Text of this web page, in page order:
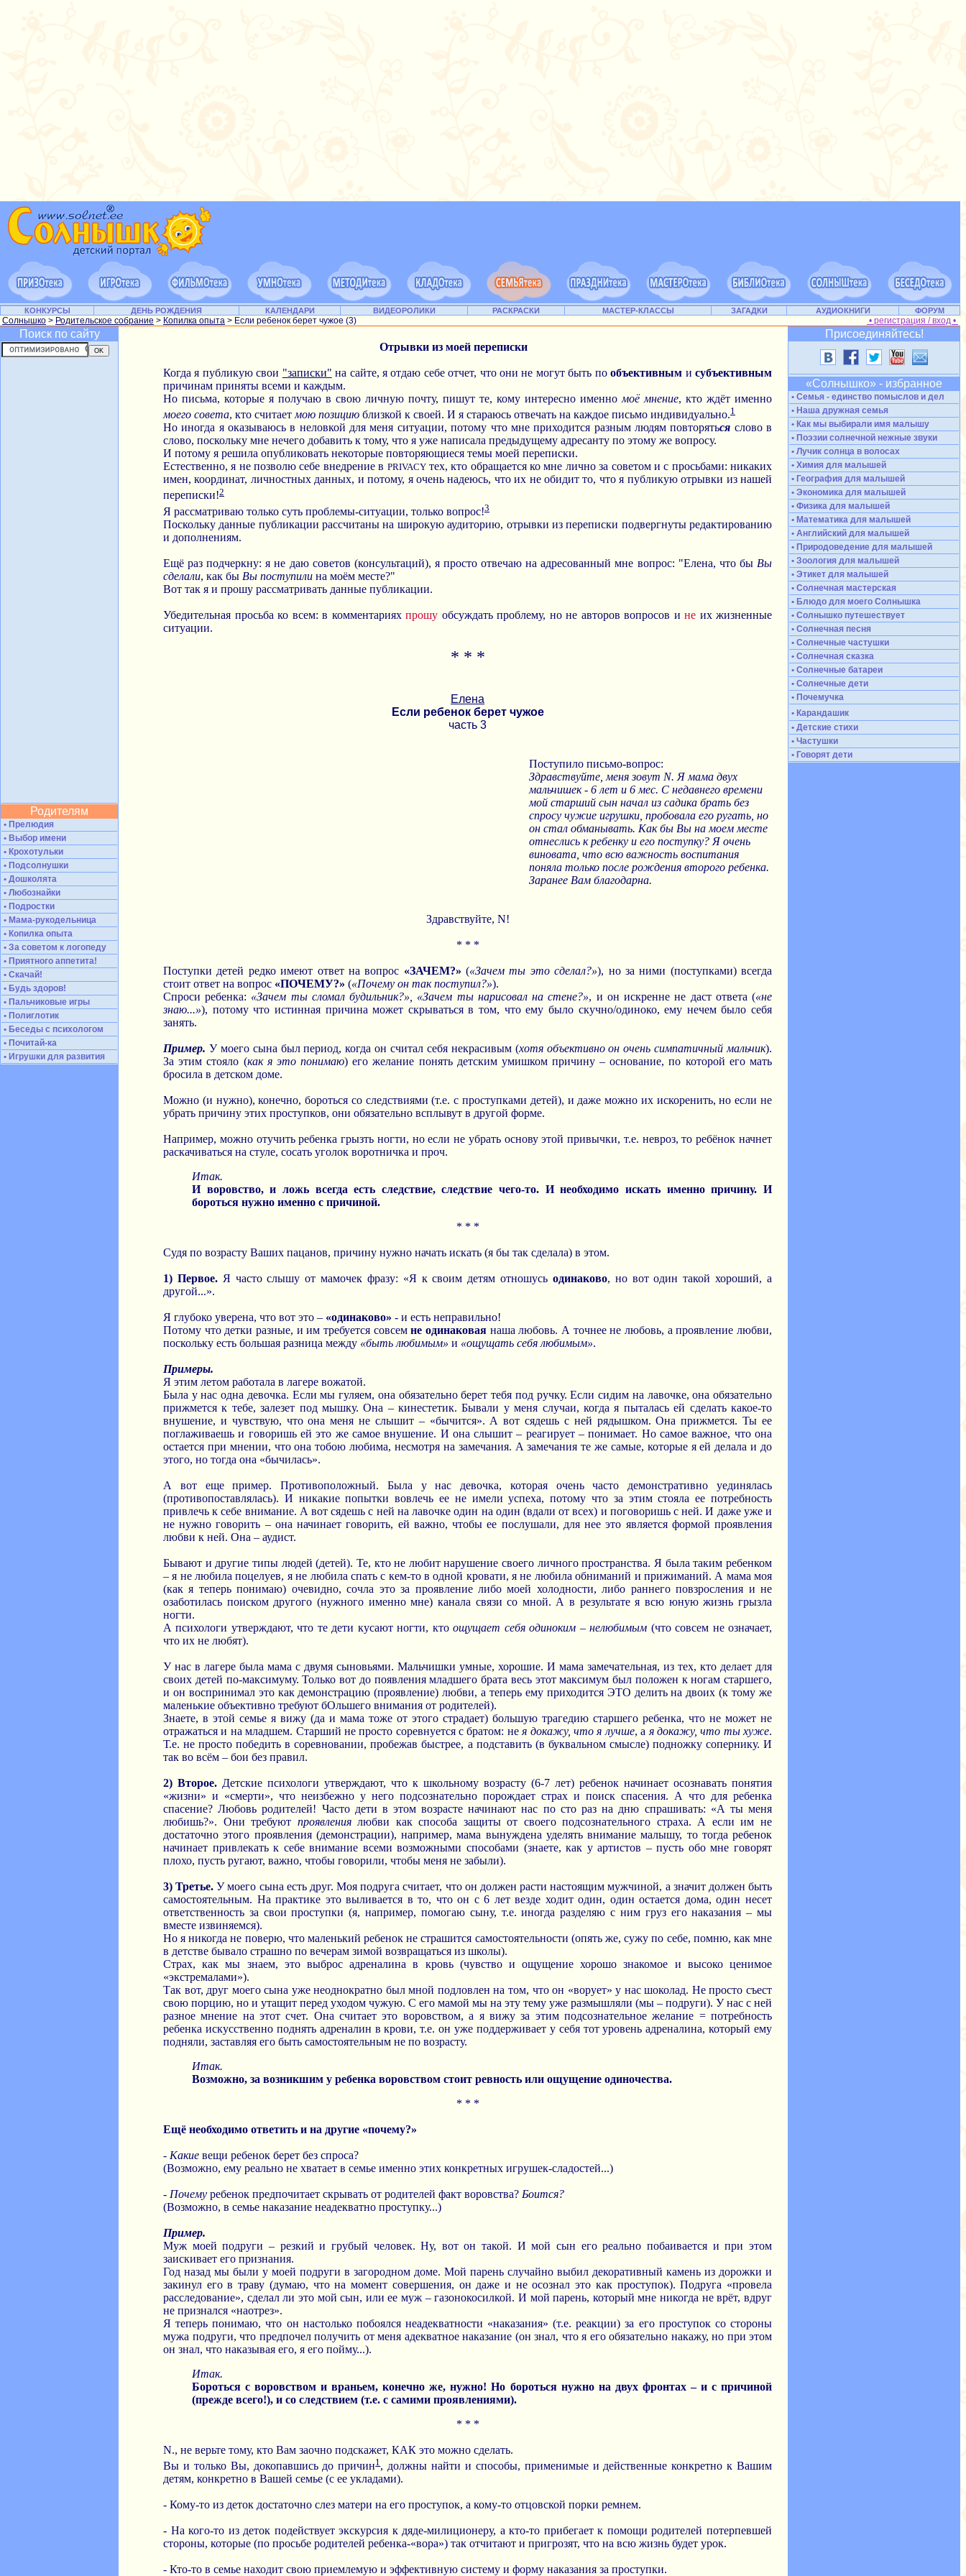
КОНКУРСЫ ДЕНЬ РОЖДЕНИЯ КАЛЕНДАРИ ВИДЕОРОЛИКИ РАСКРАСКИ МАСТЕР-КЛАССЫ ЗАГАДКИ АУДИОКНИГИ ФОРУМ
Солнышко > Родительское собрание > Копилка опыта > Если ребенок берет чужое (3) • регистрация / вход •
Поиск по сайту
Родителям
• Прелюдия
• Выбор имени
• Крохотульки
• Подсолнушки
• Дошколята
• Любознайки
• Подростки
• Мама-рукодельница
• Копилка опыта
• За советом к логопеду
• Приятного аппетита!
• Скачай!
• Будь здоров!
• Пальчиковые игры
• Полиглотик
• Беседы с психологом
• Почитай-ка
• Игрушки для развития
Отрывки из моей переписки
Когда я публикую свои "записки" на сайте, я отдаю себе отчет, что они не могут быть пообъективным исубъективным
причинам приняты всеми и каждым.
Но письма, которые я получаю в свою личную почту, пишут те, кому интересно именно моё мнение, кто ждёт именно
моего совета, кто считает мою позицию близкой к своей. И я стараюсь отвечать на каждое письмо индивидуально.1
Но иногда я оказываюсь в неловкой для меня ситуации, потому что мне приходится разным людям повторяться слово в
слово, поскольку мне нечего добавить к тому, что я уже написала предыдущему адресанту по этому же вопросу.
И потому я решила опубликовать некоторые повторяющиеся темы моей переписки.
Естественно, я не позволю себе внедрение в PRIVACYтех, кто обращается ко мне лично за советом и с просьбами: никаких
имен, координат, личностных данных, и потому, я очень надеюсь, что их не обидит то, что я публикую отрывки из нашей
переписки!2
Я рассматриваю только суть проблемы-ситуации, только вопрос!3
Поскольку данные публикации рассчитаны на широкую аудиторию, отрывки из переписки подвергнуты редактированию
и дополнениям.
Ещё раз подчеркну: я не даю советов (консультаций), я просто отвечаю на адресованный мне вопрос: "Елена, что бы Вы
сделали, как бы Вы поступили на моём месте?"
Вот так я и прошу рассматривать данные публикации.
Убедительная просьба ко всем: в комментариях прошу обсуждать проблему, но не авторов вопросов и не их жизненные
ситуации.
* * *
Елена
Если ребенок берет чужое
часть 3
Поступило письмо-вопрос:
Здравствуйте, меня зовут N. Я мама двух
мальчишек - 6 лет и 6 мес. С недавнего времени
мой старший сын начал из садика брать без
спросу чужие игрушки, пробовала его ругать, но
он стал обманывать. Как бы Вы на моем месте
отнеслись к ребенку и его поступку? Я очень
виновата, что всю важность воспитания
поняла только после рождения второго ребенка.
Заранее Вам благодарна.
Здравствуйте, N!
* * *
Поступки детей редко имеют ответ на вопрос «ЗАЧЕМ?» («Зачем ты это сделал?»), но за ними (поступками) всегда
стоит ответ на вопрос «ПОЧЕМУ?» («Почему он так поступил?»).
Спроси ребенка: «Зачем ты сломал будильник?», «Зачем ты нарисовал на стене?», и он искренне не даст ответа («не
знаю...»), потому что истинная причина может скрываться в том, что ему было скучно/одиноко, ему нечем было себя
занять.
Пример. У моего сына был период, когда он считал себя некрасивым (хотя объективно он очень симпатичный мальчик).
За этим стояло (как я это понимаю) его желание понять детским умишком причину – основание, по которой его мать
бросила в детском доме.
Можно (и нужно), конечно, бороться со следствиями (т.е. с проступками детей), и даже можно их искоренить, но если не
убрать причину этих проступков, они обязательно всплывут в другой форме.
Например, можно отучить ребенка грызть ногти, но если не убрать основу этой привычки, т.е. невроз, то ребёнок начнет
раскачиваться на стуле, сосать уголок воротничка и проч.
Итак.
И воровство, и ложь всегда есть следствие, следствие чего-то. И необходимо искать именно причину. И
бороться нужно именно с причиной.
* * *
Судя по возрасту Ваших пацанов, причину нужно начать искать (я бы так сделала) в этом.
1) Первое.Я часто слышу от мамочек фразу: «Я к своим детям отношусь одинаково, но вот один такой хороший, а
другой...».
Я глубоко уверена, что вот это – «одинаково» - и есть неправильно!
Потому что детки разные, и им требуется совсемне одинаковая наша любовь. А точнее не любовь, а проявление любви,
поскольку есть большая разница между «быть любимым» и «ощущать себя любимым».
Примеры.
Я этим летом работала в лагере вожатой.
Была у нас одна девочка. Если мы гуляем, она обязательно берет тебя под ручку. Если сидим на лавочке, она обязательно
прижмется к тебе, залезет под мышку. Она – кинестетик. Бывали у меня случаи, когда я пыталась ей сделать какое-то
внушение, и чувствую, что она меня не слышит – «бычится». А вот сядешь с ней рядышком. Она прижмется. Ты ее
поглаживаешь и говоришь ей это же самое внушение. И она слышит – реагирует – понимает. Но самое важное, что она
остается при мнении, что она тобою любима, несмотря на замечания. А замечания те же самые, которые я ей делала и до
этого, но тогда она «бычилась».
А вот еще пример. Противоположный. Была у нас девочка, которая очень часто демонстративно уединялась
(противопоставлялась). И никакие попытки вовлечь ее не имели успеха, потому что за этим стояла ее потребность
привлечь к себе внимание. А вот сядешь с ней на лавочке один на один (вдали от всех) и поговоришь с ней. И даже уже и
не нужно говорить – она начинает говорить, ей важно, чтобы ее послушали, для нее это является формой проявления
любви к ней. Она – аудист.
Бывают и другие типы людей (детей). Те, кто не любит нарушение своего личного пространства. Я была таким ребенком
– я не любила поцелуев, я не любила спать с кем-то в одной кровати, я не любила обниманий и прижиманий. А мама моя
(как я теперь понимаю) очевидно, сочла это за проявление либо моей холодности, либо раннего повзросления и не
озаботилась поиском другого (нужного именно мне) канала связи со мной. А в результате я всю юную жизнь грызла
ногти.
А психологи утверждают, что те дети кусают ногти, ктоощущает себя одиноким – нелюбимым (что совсем не означает,
что их не любят).
У нас в лагере была мама с двумя сыновьями. Мальчишки умные, хорошие. И мама замечательная, из тех, кто делает для
своих детей по-максимуму. Только вот до появления младшего брата весь этот максимум был положен к ногам старшего,
и он воспринимал это как демонстрацию (проявление) любви, а теперь ему приходится ЭТО делить на двоих (к тому же
маленькие объективно требуют бОльшего внимания от родителей).
Знаете, в этой семье я вижу (да и мама тоже от этого страдает) большую трагедию старшего ребенка, что не может не
отражаться и на младшем. Старший не просто соревнуется с братом: нея докажу, что я лучше, а я докажу, что ты хуже.
Т.е. не просто победить в соревновании, пробежав быстрее, а подставить (в буквальном смысле) подножку сопернику. И
так во всём – бои без правил.
2) Второе. Детские психологи утверждают, что к школьному возрасту (6-7 лет) ребенок начинает осознавать понятия
«жизни» и «смерти», что неизбежно у него подсознательно порождает страх и поиск спасения. А что для ребенка
спасение? Любовь родителей! Часто дети в этом возрасте начинают нас по сто раз на дню спрашивать: «А ты меня
любишь?». Они требуют проявлениялюбви как способа защиты от своего подсознательного страха. А если им не
достаточно этого проявления (демонстрации), например, мама вынуждена уделять внимание малышу, то тогда ребенок
начинает привлекать к себе внимание всеми возможными способами (знаете, как у артистов – пусть обо мне говорят
плохо, пусть ругают, важно, чтобы говорили, чтобы меня не забыли).
3) Третье. У моего сына есть друг. Моя подруга считает, что он должен расти настоящим мужчиной, а значит должен быть
самостоятельным. На практике это выливается в то, что он с 6 лет везде ходит один, один остается дома, один несет
ответственность за свои проступки (я, например, помогаю сыну, т.е. иногда разделяю с ним груз его наказания – мы
вместе извиняемся).
Но я никогда не поверю, что маленький ребенок не страшится самостоятельности (опять же, сужу по себе, помню, как мне
в детстве бывало страшно по вечерам зимой возвращаться из школы).
Страх, как мы знаем, это выброс адреналина в кровь (чувство и ощущение хорошо знакомое и высоко ценимое
«экстремалами»).
Так вот, друг моего сына уже неоднократно был мной подловлен на том, что он «ворует» у нас шоколад. Не просто съест
свою порцию, но и утащит перед уходом чужую. С его мамой мы на эту тему уже размышляли (мы – подруги). У нас с ней
разное мнение на этот счет. Она считает это воровством, а я вижу за этим подсознательное желание = потребность
ребенка искусственно поднять адреналин в крови, т.е. он уже поддерживает у себя тот уровень адреналина, который ему
подняли, заставляя его быть самостоятельным не по возрасту.
Итак.
Возможно, за возникшим у ребенка воровством стоит ревность или ощущение одиночества.
* * *
Ещё необходимо ответить и на другие «почему?»
- Какие вещи ребенок берет без спроса?
(Возможно, ему реально не хватает в семье именно этих конкретных игрушек-сладостей...)
- Почему ребенок предпочитает скрывать от родителей факт воровства? Боится?
(Возможно, в семье наказание неадекватно проступку...)
Пример.
Муж моей подруги – резкий и грубый человек. Ну, вот он такой. И мой сын его реально побаивается и при этом
заискивает его признания.
Год назад мы были у моей подруги в загородном доме. Мой парень случайно выбил декоративный камень из дорожки и
закинул его в траву (думаю, что на момент совершения, он даже и не осознал это как проступок). Подруга «провела
расследование», сделал ли это мой сын, или ее муж – газонокосилкой. И мой парень, который мне никогда не врёт, вдруг
не признался «наотрез».
Я теперь понимаю, что он настолько побоялся неадекватности «наказания» (т.е. реакции) за его проступок со стороны
мужа подруги, что предпочел получить от меня адекватное наказание (он знал, что я его обязательно накажу, но при этом
он знал, что наказывая его, я его пойму...).
Итак.
Бороться с воровством и враньем, конечно же, нужно! Но бороться нужно на двух фронтах – и с причиной
(прежде всего!), и со следствием (т.е. с самими проявлениями).
* * *
N., не верьте тому, кто Вам заочно подскажет, КАК это можно сделать.
Вы и только Вы, докопавшись до причин1 , должны найти и способы, применимые и действенные конкретно к Вашим
детям, конкретно в Вашей семье (с ее укладами).
- Кому-то из деток достаточно слез матери на его проступок, а кому-то отцовской порки ремнем.
- На кого-то из деток подействует экскурсия к дяде-милиционеру, а кто-то прибегает к помощи родителей потерпевшей
стороны, которые (по просьбе родителей ребенка-«вора») так отчитают и пригрозят, что на всю жизнь будет урок.
- Кто-то в семье находит свою приемлемую и эффективную систему и форму наказания за проступки.
Присоединяйтесь!
«Солнышко» - избранное
• Семья - единство помыслов и дел
• Наша дружная семья
• Как мы выбирали имя малышу
• Поэзии солнечной нежные звуки
• Лучик солнца в волосах
• Химия для малышей
• География для малышей
• Экономика для малышей
• Физика для малышей
• Математика для малышей
• Английский для малышей
• Природоведение для малышей
• Зоология для малышей
• Этикет для малышей
• Солнечная мастерская
• Блюдо для моего Солнышка
• Солнышко путешествует
• Солнечная песня
• Солнечные частушки
• Солнечная сказка
• Солнечные батареи
• Солнечные дети
• Почемучка
• Карандашик
• Детские стихи
• Частушки
• Говорят дети